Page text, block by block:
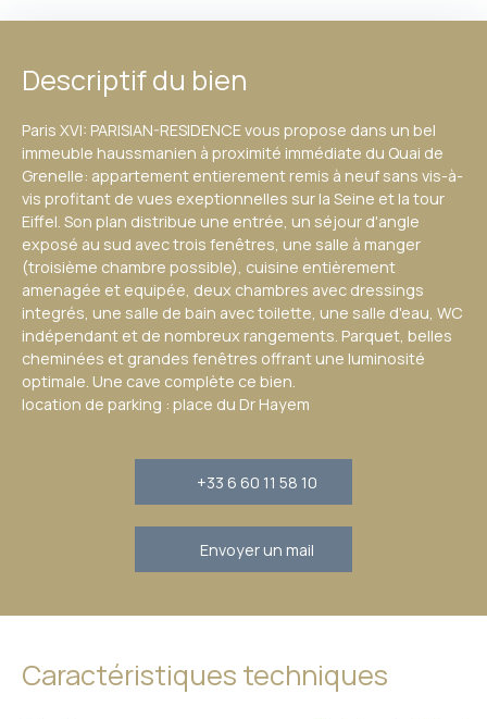
Descriptif du bien
Paris XVI: PARISIAN-RESIDENCE vous propose dans un bel
immeuble haussmanien à proximité immédiate du Quai de
Grenelle: appartement entierement remis à neuf sans vis-à-
vis profitant de vues exeptionnelles sur la Seine et la tour
Eiffel. Son plan distribue une entrée, un séjour d'angle
exposé au sud avec trois fenêtres, une salle à manger
(troisième chambre possible), cuisine entièrement
amenagée et equipée, deux chambres avec dressings
integrés, une salle de bain avec toilette, une salle d'eau, WC
indépendant et de nombreux rangements. Parquet, belles
cheminées et grandes fenêtres offrant une luminosité
optimale. Une cave complète ce bien.
location de parking : place du Dr Hayem
+33 6 60 11 58 10
Envoyer un mail
Caractéristiques techniques